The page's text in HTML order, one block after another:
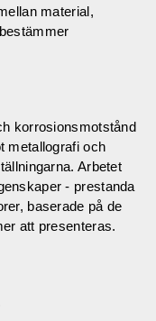
material,
korrosionsmotstånd
metallografi och
Arbetet
- prestanda
baserade på de
att presenteras.